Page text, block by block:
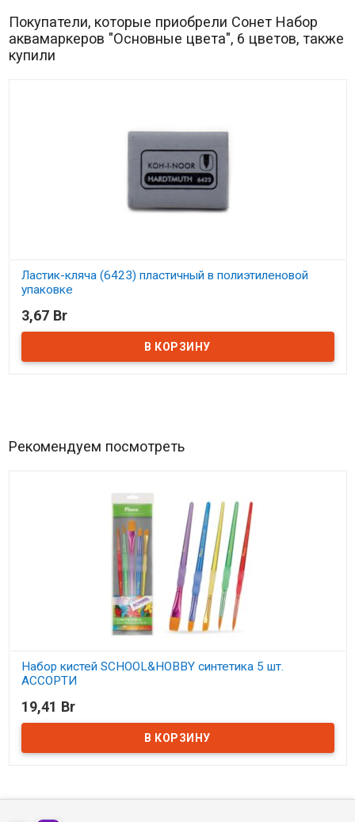
Покупатели, которые приобрели Сонет Набор
аквамаркеров "Основные цвета", 6 цветов, также
купили
Ластик-кляча (6423) пластичный в полиэтиленовой
упаковке
В наличии
3,67 Br
Рекомендуем посмотреть
Набор кистей SCHOOL&HOBBY синтетика 5 шт.
АССОРТИ
В наличии
19,41 Br